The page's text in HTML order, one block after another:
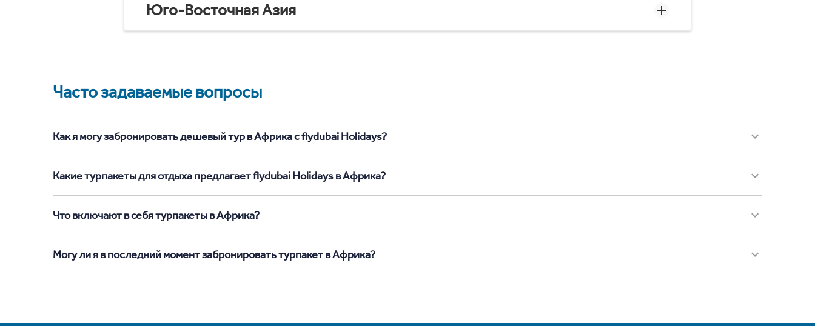
Юго-Восточная Азия
Часто задаваемые вопросы
Как я могу забронировать дешевый тур в Африка с flydubai Holidays?
Какие турпакеты для отдыха предлагает flydubai Holidays в Африка?
Что включают в себя турпакеты в Африка?
Могу ли я в последний момент забронировать турпакет в Африка?